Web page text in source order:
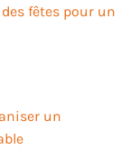
fêtes pour un
un